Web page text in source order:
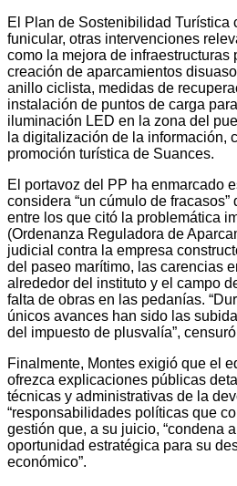
El Plan de Sostenibilidad Turística
funicular, otras intervenciones
como la mejora de infraestructuras
creación de aparcamientos
anillo ciclista, medidas de
instalación de puntos de carga
iluminación LED en la zona del
la digitalización de la información,
promoción turística de Suances.
El portavoz del PP ha enmarcado
considera “un cúmulo de
entre los que citó la problemática
(Ordenanza Reguladora de
judicial contra la empresa
del paseo marítimo, las carencias
alrededor del instituto y el campo
falta de obras en las pedanías.
únicos avances han sido las
del impuesto de plusvalía”,
Finalmente, Montes exigió que el
ofrezca explicaciones públicas
técnicas y administrativas de la
“responsabilidades políticas que
gestión que, a su juicio, “condena
oportunidad estratégica para su
económico”.